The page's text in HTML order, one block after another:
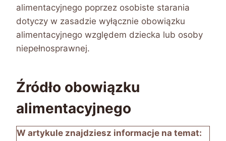
alimentacyjnego poprzez osobiste starania
dotyczy w zasadzie wyłącznie obowiązku
alimentacyjnego względem dziecka lub osoby
niepełnosprawnej.
Źródło obowiązku
alimentacyjnego
W artykule znajdziesz informacje na temat: